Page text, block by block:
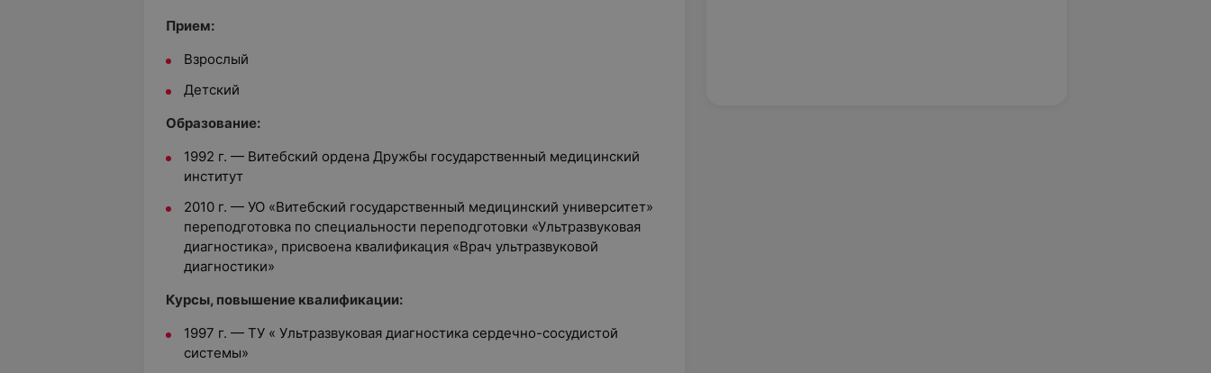
Прием:
Взрослый
Детский
Образование:
1992 г. — Витебский ордена Дружбы государственный медицинский
институт
2010 г. — УО «Витебский государственный медицинский университет»
переподготовка по специальности переподготовки «Ультразвуковая
диагностика», присвоена квалификация «Врач ультразвуковой
диагностики»
Курсы, повышение квалификации:
1997 г. — ТУ « Ультразвуковая диагностика сердечно-сосудистой
системы»